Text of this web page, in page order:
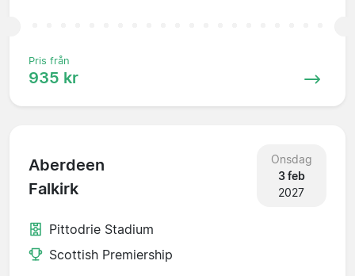
Pris från
935 kr
Aberdeen
Falkirk
Onsdag
3 feb
2027
Pittodrie Stadium
Scottish Premiership